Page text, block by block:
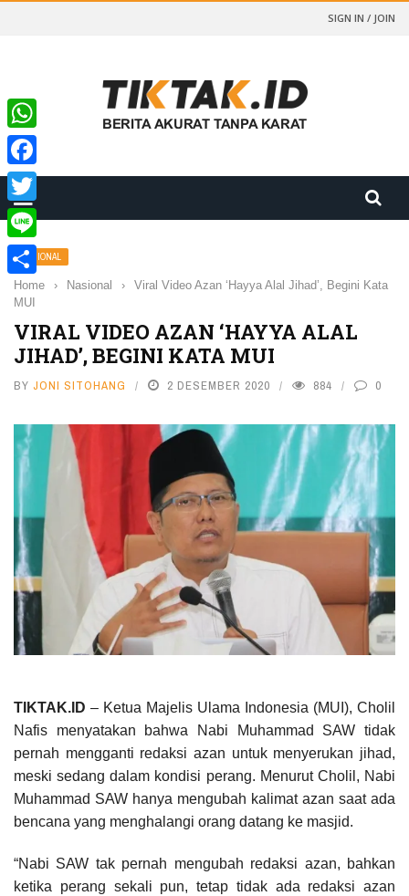
SIGN IN / JOIN
NASIONAL
Home › Nasional ›
Viral Video Azan ‘Hayya Alal Jihad’, Begini Kata
MUI
VIRAL VIDEO AZAN ‘HAYYA ALAL
JIHAD’, BEGINI KATA MUI
BY JONI SITOHANG 2 DESEMBER 2020 884 0
TIKTAK.ID – Ketua Majelis Ulama Indonesia (MUI), Cholil
Nafis menyatakan bahwa Nabi Muhammad SAW tidak
pernah mengganti redaksi azan untuk menyerukan jihad,
meski sedang dalam kondisi perang. Menurut Cholil, Nabi
Muhammad SAW hanya mengubah kalimat azan saat ada
bencana yang menghalangi orang datang ke masjid.
“Nabi SAW tak pernah mengubah redaksi azan, bahkan
ketika perang sekali pun, tetap tidak ada redaksi azan
WhatsApp
Facebook
Twitter
Line
Share